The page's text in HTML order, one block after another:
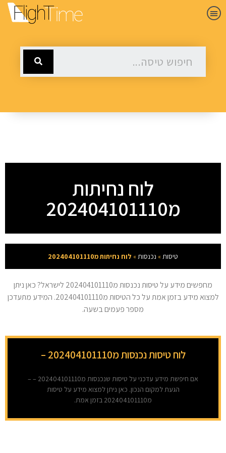
לוח נחיתות
מ202404101110
טיסות » נכנסות » לוח נחיתות מ202404101110
מחפשים מידע על טיסות נכנסות מ202404101110 לישראל? כאן ניתן
למצוא מידע בזמן אמת על כל הטיסות מ202404101110. המידע מתעדכן
מספר פעמים בשעה.
לוח טיסות נכנסות מ202404101110 –
אם חיפשת מידע עדכני על טיסות שנכנסות מ202404101110 – –
הגעת למקום הנכון. כאן ניתן למצוא מידע על טיסות
מ202404101110 בזמן אמת.